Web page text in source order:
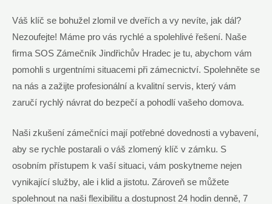
Váš klíč se bohužel zlomil ve dveřích a vy nevíte, jak dál?
Nezoufejte! Máme pro vás rychlé a spolehlivé řešení. Naše
firma SOS Zámečník Jindřichův Hradec je tu, abychom vám
pomohli s urgentními situacemi při zámecnictví. Spolehněte se
na nás a zažijte profesionální a kvalitní servis, který vám
zaručí rychlý návrat do bezpečí a pohodlí vašeho domova.
Naši zkušení zámečníci mají potřebné dovednosti a vybavení,
aby se rychle postarali o váš zlomený klíč v zámku. S
osobním přístupem k vaší situaci, vám poskytneme nejen
vynikající služby, ale i klid a jistotu. Zároveň se můžete
spolehnout na naši flexibilitu a dostupnost 24 hodin denně, 7